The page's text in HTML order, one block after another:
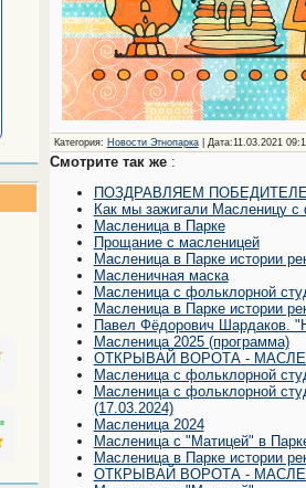
Категория: Новости Этнопарка| Дата:11.03.2021
Смотрите так же :
ПОЗДРАВЛЯЕМ
Как мы зажигали Масленицу
Масленица в Парке
Прощание с масленицей
Масленица в Парке истории
Масленичная маска
Масленица с фольклорной
Масленица в Парке истории
Павел Фёдорович Шардаков.
Масленица 2025 (программа)
ОТКРЫВАЙ ВОРОТА -
Масленица с фольклорной
Масленица с фольклорной
(17.03.2024)
Масленица 2024
Масленица с "Матицей" в
Масленица в Парке истории
ОТКРЫВАЙ ВОРОТА -